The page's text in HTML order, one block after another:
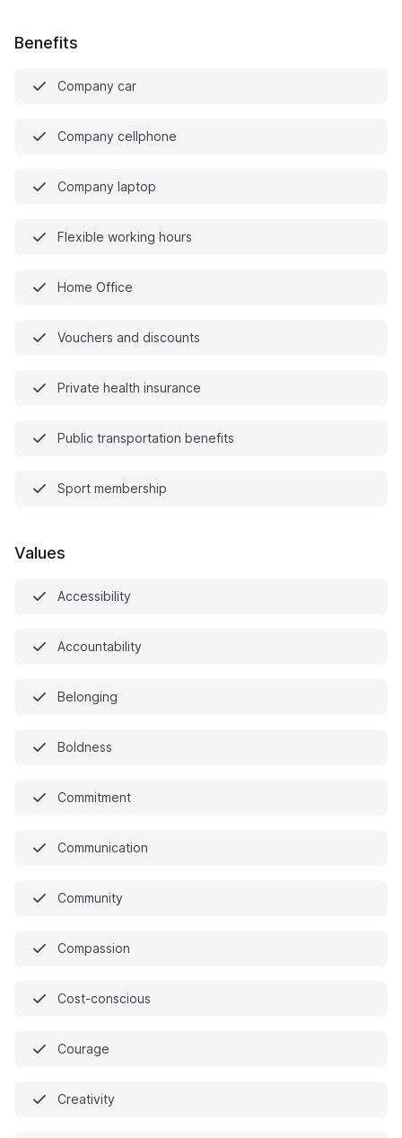
Benefits
Company car
Company cellphone
Company laptop
Flexible working hours
Home Office
Vouchers and discounts
Private health insurance
Public transportation benefits
Sport membership
Values
Accessibility
Accountability
Belonging
Boldness
Commitment
Communication
Community
Compassion
Cost-conscious
Courage
Creativity